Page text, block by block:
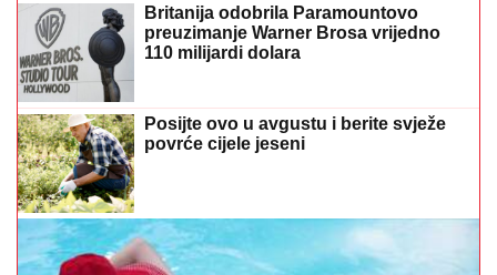
Britanija odobrila Paramountovo
preuzimanje Warner Brosa vrijedno
110 milijardi dolara
Posijte ovo u avgustu i berite svježe
povrće cijele jeseni